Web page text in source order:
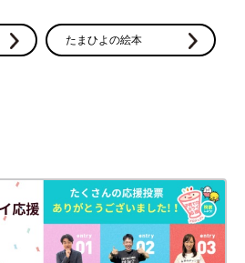
の杏さん。オーロラの下で笑顔。（杏さん
たまひよの絵本